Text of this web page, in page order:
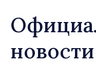
новости